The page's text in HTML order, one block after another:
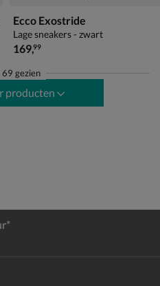
Ecco Exostride
Lage sneakers - zwart
€ 169,99
169,99
69 gezien
producten